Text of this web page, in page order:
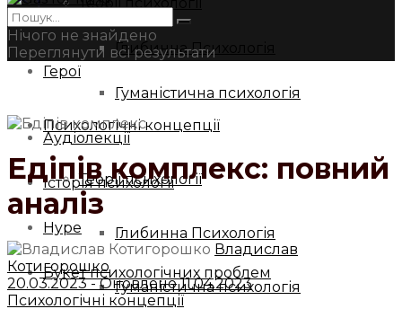
Глибинна Психологія
Гуманістична психологія
Аудіолекції
Історія психології
Hype
Букет психологічних проблем
Герої
Психологічні концепції
Теорії психології
Глибинна Психологія
Гуманістична психологія
Нічого не знайдено
Переглянути всі результати
Едіпів комплекс: повний
аналіз
Владислав
Котигорошко
20.03.2023 - Оновлено 11.04.2023
Психологічні концепції